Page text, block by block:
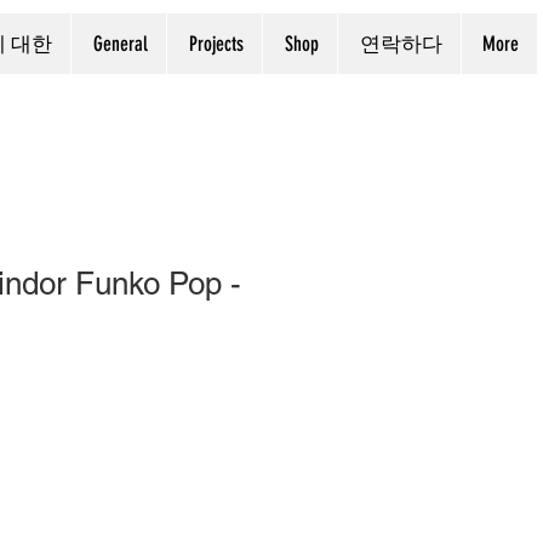
대한 General Projects Shop 연락하다 More
Funko Pop -